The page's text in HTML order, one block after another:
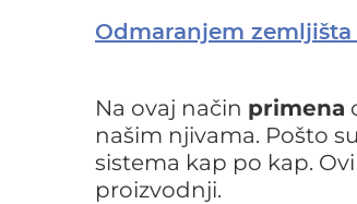
Odmaranjem
Na ovaj način primena
našim njivama. Pošto
sistema kap po kap. Ovi
proizvodnji.